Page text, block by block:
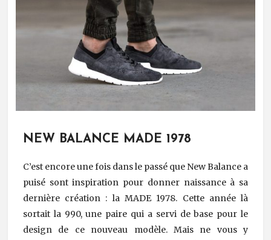
NEW BALANCE MADE 1978
C’est encore une fois dans le passé que New Balance a
puisé sont inspiration pour donner naissance à sa
dernière création : la MADE 1978. Cette année là
sortait la 990, une paire qui a servi de base pour le
design de ce nouveau modèle. Mais ne vous y